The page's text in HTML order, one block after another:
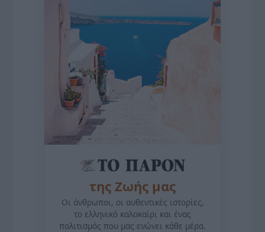
της Ζωής μας
Οι άνθρωποι, οι αυθεντικές ιστορίες,
το ελληνικό καλοκαίρι και ένας
πολιτισμός που μας ενώνει κάθε μέρα.